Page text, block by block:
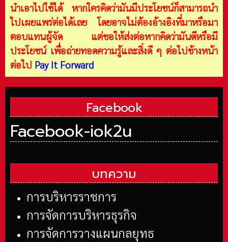
นำเอาไปใช้ได้ หากใครคิดว่ามันมีประโยชน์ก็สามารถนำ
ไปเผยแพร่ต่อได้เลย โดยอาจไม่ต้องอ้างอิงที่มาหรือมา
ตอบแทนผู้จัด แต่ขอให้ส่งต่อหากคิดว่ามันดีหรือมี
ประโยชน์ เพื่อถ่ายทอดความรู้และสิ่งดี ๆ ต่อไปข้างหน้า
ต่อไป Pay It Forward
Facebook
Facebook-iok2u
บทความ
การบริหารราชการ
การจัดการบริหารธุรกิจ
การจัดการวางแผนกลยุทธ